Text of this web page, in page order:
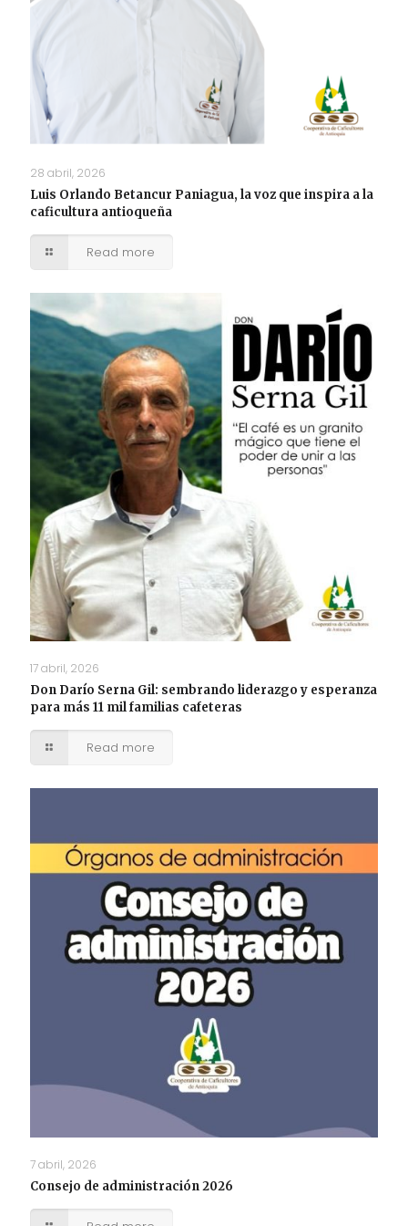
28 abril, 2026
Luis Orlando Betancur Paniagua, la voz que inspira a la
caficultura antioqueña
Read more
17 abril, 2026
Don Darío Serna Gil: sembrando liderazgo y esperanza
para más 11 mil familias cafeteras
Read more
7 abril, 2026
Consejo de administración 2026